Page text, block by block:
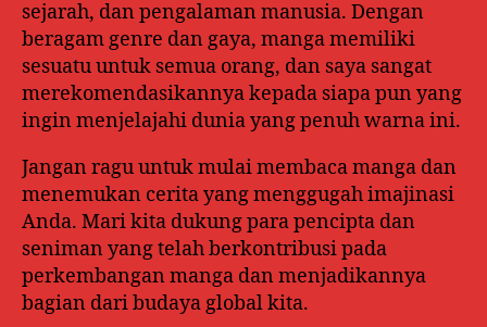
sejarah, dan pengalaman manusia. Dengan
beragam genre dan gaya, manga memiliki
sesuatu untuk semua orang, dan saya sangat
merekomendasikannya kepada siapa pun yang
ingin menjelajahi dunia yang penuh warna ini.
Jangan ragu untuk mulai membaca manga dan
menemukan cerita yang menggugah imajinasi
Anda. Mari kita dukung para pencipta dan
seniman yang telah berkontribusi pada
perkembangan manga dan menjadikannya
bagian dari budaya global kita.